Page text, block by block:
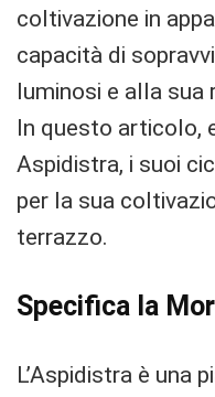
coltivazione in
capacità di
luminosi e alla
In questo articolo,
Aspidistra, i suoi
per la sua
terrazzo.
Specifica la
L’Aspidistra è una